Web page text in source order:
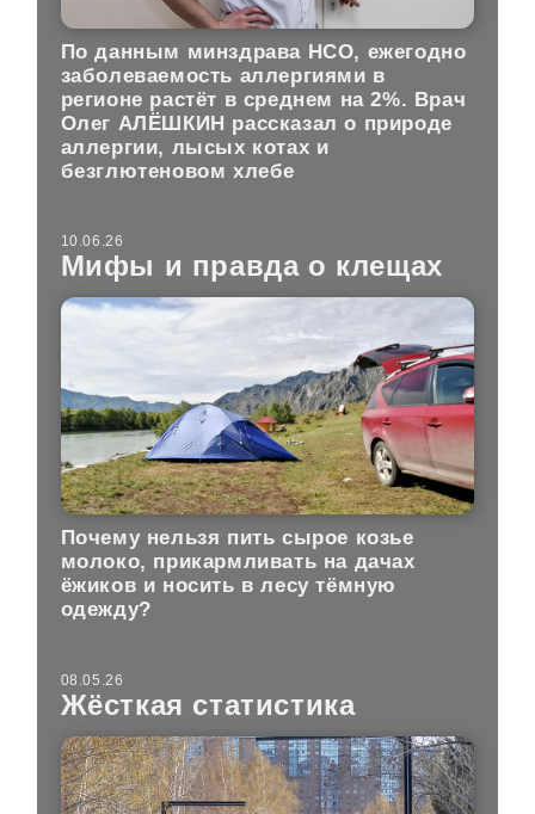
По данным минздрава НСО, ежегодно
заболеваемость аллергиями в
регионе растёт в среднем на 2%. Врач
Олег АЛЁШКИН рассказал о природе
аллергии, лысых котах и
безглютеновом хлебе
10.06.26
Мифы и правда о клещах
Почему нельзя пить сырое козье
молоко, прикармливать на дачах
ёжиков и носить в лесу тёмную
одежду?
08.05.26
Жёсткая статистика